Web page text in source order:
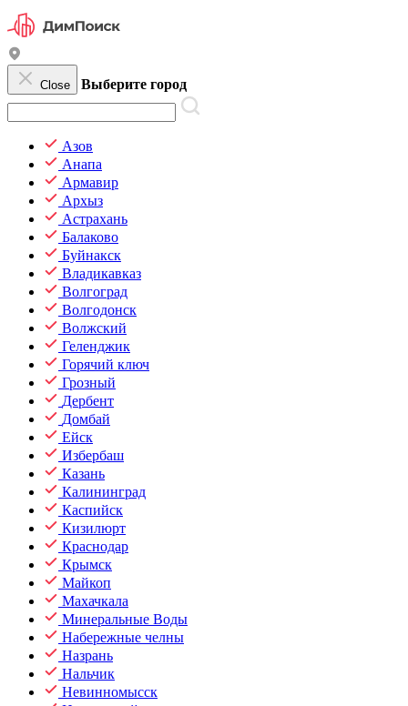
Close Выберите город
Азов
Анапа
Армавир
Архыз
Астрахань
Балаково
Буйнакск
Владикавказ
Волгоград
Волгодонск
Волжский
Геленджик
Горячий ключ
Грозный
Дербент
Домбай
Ейск
Избербаш
Казань
Калининград
Каспийск
Кизилюрт
Краснодар
Крымск
Майкоп
Махачкала
Минеральные Воды
Набережные челны
Назрань
Нальчик
Невинномысск